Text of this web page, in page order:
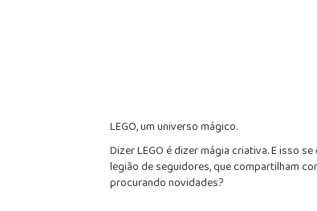
LEGO, um universo mágico.
Dizer LEGO é dizer mágia criativa. E isso
legião de seguidores, que compartilham
procurando novidades?